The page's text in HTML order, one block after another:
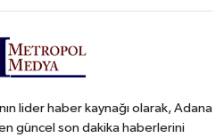
lider haber kaynağı olarak, Adana
güncel son dakika haberlerini